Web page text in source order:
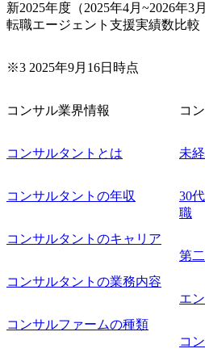
新2025年度（2025年4月~2026年
転職エージェント支援実績数比較
※3 2025年9月16日時点
コンサル業界情報
コンサルタントとは
コンサルタントの年収
コンサルタントのキャリア
コンサルタントの業務内容
コンサルファームの種類
コ
未
30
職
第
エ
コ